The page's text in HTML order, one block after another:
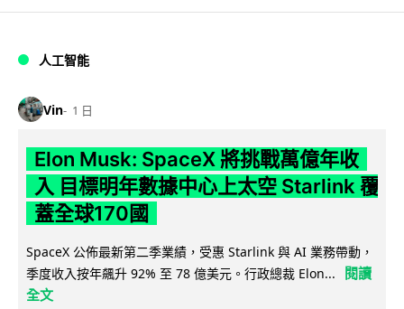
人工智能
Vin 1 日
Elon Musk: SpaceX 將挑戰萬億年收
入 目標明年數據中心上太空 Starlink 覆
蓋全球170國
SpaceX 公佈最新第二季業績，受惠 Starlink 與 AI 業務帶動，
季度收入按年飆升 92% 至 78 億美元。行政總裁 Elon...
閱讀
全文